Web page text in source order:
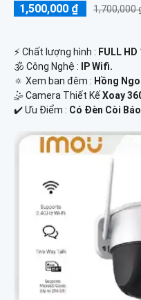
1,500,000 ₫ 1,700,000
️⚡ Chất lượng hình : FULL HD
🕉️ Công Nghệ :
IP Wifi.
🔅 Xem ban đêm : Hồng
🤹 Camera Thiết Kế Xoay
️✔️ Ưu Điểm : Có Đèn Còi